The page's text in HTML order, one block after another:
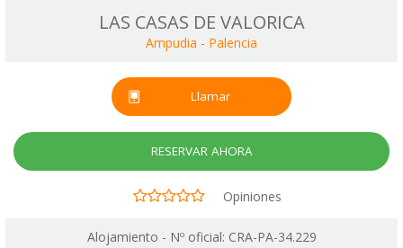
LAS CASAS DE VALORICA
Ampudia - Palencia
Llamar
RESERVAR AHORA
Opiniones
Alojamiento - Nº oficial: CRA-PA-34.229